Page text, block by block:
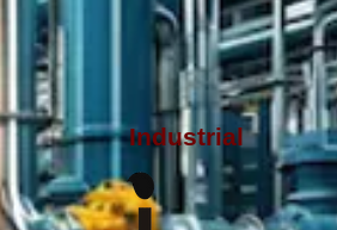
Industrial